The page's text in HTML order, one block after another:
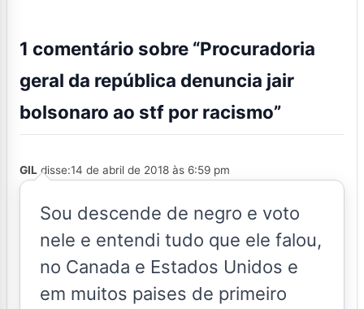
1 comentário sobre “Procuradoria
geral da república denuncia jair
bolsonaro ao stf por racismo”
GIL disse:14 de abril de 2018 às 6:59 pm
Sou descende de negro e voto
nele e entendi tudo que ele falou,
no Canada e Estados Unidos e
em muitos paises de primeiro